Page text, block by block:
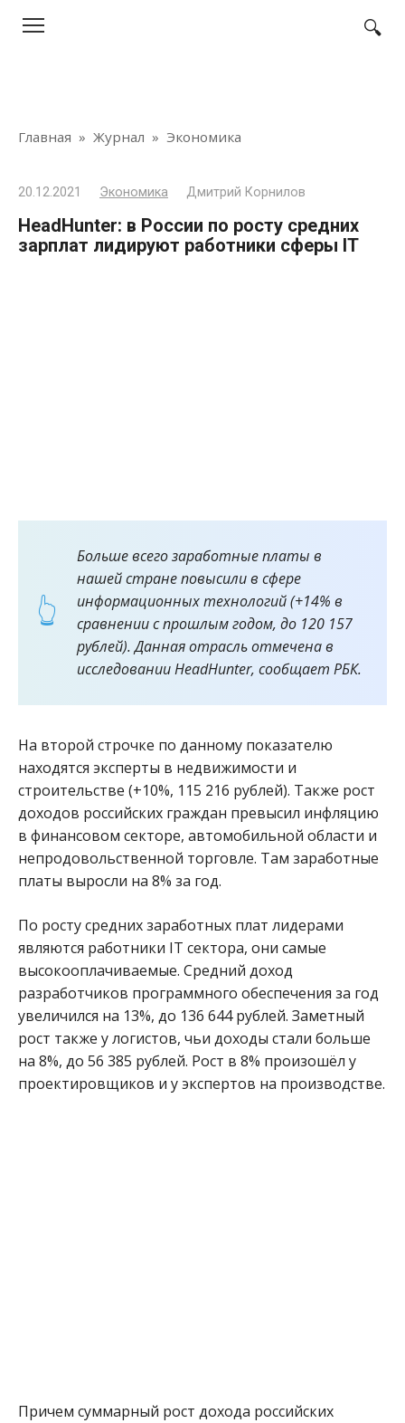
Главная » Журнал » Экономика
20.12.2021 Экономика Дмитрий Корнилов
HeadHunter: в России по росту средних
зарплат лидируют работники сферы IT
Больше всего заработные платы в
нашей стране повысили в сфере
информационных технологий (+14% в
сравнении с прошлым годом, до 120 157
рублей). Данная отрасль отмечена в
исследовании HeadHunter, сообщает РБК.
На второй строчке по данному показателю
находятся эксперты в недвижимости и
строительстве (+10%, 115 216 рублей). Также рост
доходов российских граждан превысил инфляцию
в финансовом секторе, автомобильной области и
непродовольственной торговле. Там заработные
платы выросли на 8% за год.
По росту средних заработных плат лидерами
являются работники IT сектора, они самые
высокооплачиваемые. Средний доход
разработчиков программного обеспечения за год
увеличился на 13%, до 136 644 рублей. Заметный
рост также у логистов, чьи доходы стали больше
на 8%, до 56 385 рублей. Рост в 8% произошёл у
проектировщиков и у экспертов на производстве.
Причем суммарный рост дохода российских